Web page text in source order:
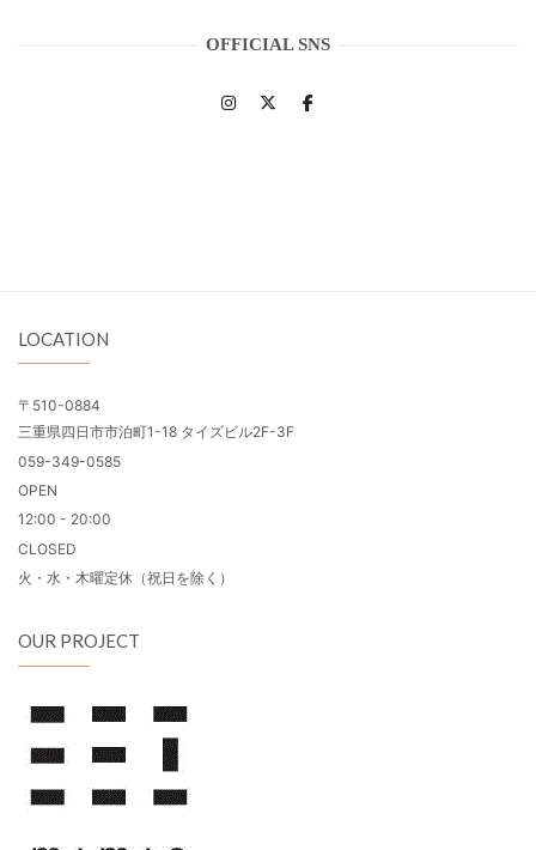
OFFICIAL SNS
LOCATION
〒510-0884
三重県四日市市泊町1-18 タイズビル2F-3F
059-349-0585
OPEN
12:00 - 20:00
CLOSED
火・水・木曜定休（祝日を除く）
OUR PROJECT